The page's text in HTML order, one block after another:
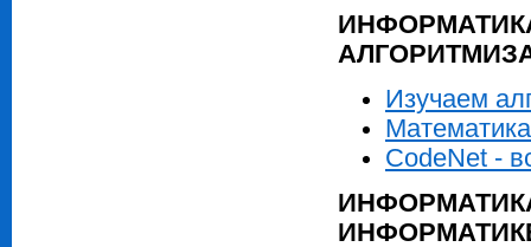
Изучаем
CodeNet -